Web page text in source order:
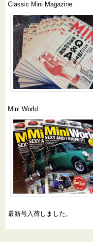
Classic Mini Magazine
Mini World
最新号入荷しました。